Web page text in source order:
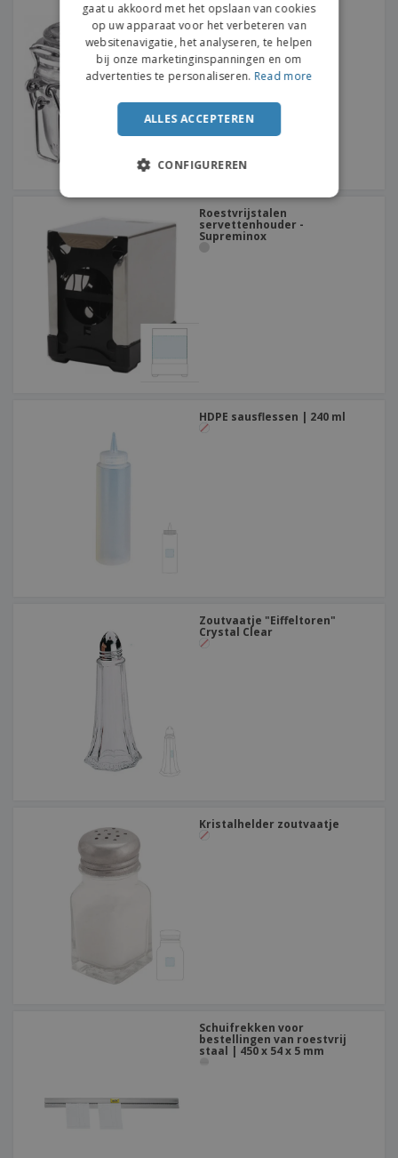
Glazen pot - BORMIOLI
ROCCO™ - Fido
Roestvrijstalen
servettenhouder -
Supreminox
HDPE sausflessen | 240 ml
Zoutvaatje "Eiffeltoren"
Crystal Clear
Kristalhelder zoutvaatje
Schuifrekken voor
bestellingen van roestvrij
staal | 450 x 54 x 5 mm
gaat u akkoord met het opslaan van cookies
op uw apparaat voor het verbeteren van
websitenavigatie, het analyseren, te helpen
bij onze marketinginspanningen en om
advertenties te personaliseren. Read more
ALLES ACCEPTEREN
CONFIGUREREN